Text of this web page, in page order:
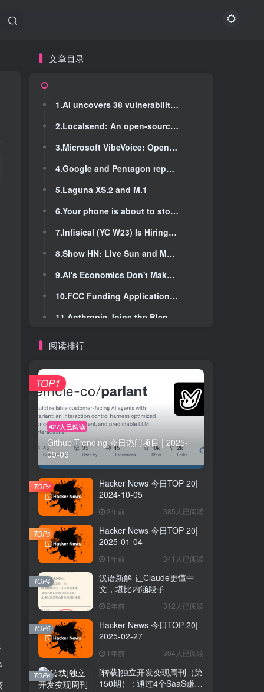
文章目录
1.AI uncovers 38 vulnerabilities in largest open source medical record software
2.Localsend: An open-source cross-platform alternative to AirDrop
3.Microsoft VibeVoice: Open-Source Frontier Voice AI
4.Google and Pentagon reportedly agree on deal for 'any lawful' use of AI
5.Laguna XS.2 and M.1
6.Your phone is about to stop being yours
7.Infisical (YC W23) Is Hiring Full Stack Software Engineers (Remote)
8.Show HN: Live Sun and Moon Dashboard with NASA Footage
9.AI's Economics Don't Make Sense
10.FCC Funding Application Notes Paramount Will Be 49.5% Foreign-Owned Post-Merger
14.I have officially retired from Emacs
17.ASML became the chokepoint for cutting-edge chips
18.Greece to ban anonymity on social media
19.GitHub Copilot code review will start consuming GitHub Actions minutes
20.UAE Leaves OPEC and OPEC+
文章目录
1.AI uncovers 38 vulnerabilities in largest open source medical record software
2.Localsend: An open-source cross-platform alternative to AirDrop
3.Microsoft VibeVoice: Open-Source Frontier Voice AI
4.Google and Pentagon reportedly agree on deal for 'any lawful' use of AI
5.Laguna XS.2 and M.1
6.Your phone is about to stop being yours
7.Infisical (YC W23) Is Hiring Full Stack Software Engineers (Remote)
8.Show HN: Live Sun and Moon Dashboard with NASA Footage
9.AI's Economics Don't Make Sense
10.FCC Funding Application Notes Paramount Will Be 49.5% Foreign-Owned Post-Merger
14.I have officially retired from Emacs
17.ASML became the chokepoint for cutting-edge chips
18.Greece to ban anonymity on social media
19.GitHub Copilot code review will start consuming GitHub Actions minutes
20.UAE Leaves OPEC and OPEC+
阅读排行
427人已阅读
Github Trending 今日热门项目 | 2025-
09-06
TOP1
Hacker News 今日TOP 20|
2024-10-05
2年前 385人已阅读
TOP2
Hacker News 今日TOP 20|
2025-01-04
1年前 341人已阅读
TOP3
汉语新解-让Claude更懂中
文，堪比内涵段子
2年前 312人已阅读
TOP4
Hacker News 今日TOP 20|
2025-02-27
1年前 304人已阅读
TOP5
[转载]独立开发变现周刊（第
150期） : 通过4个SaaS赚取
TOP6